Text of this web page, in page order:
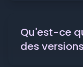
Qu'est-ce
des